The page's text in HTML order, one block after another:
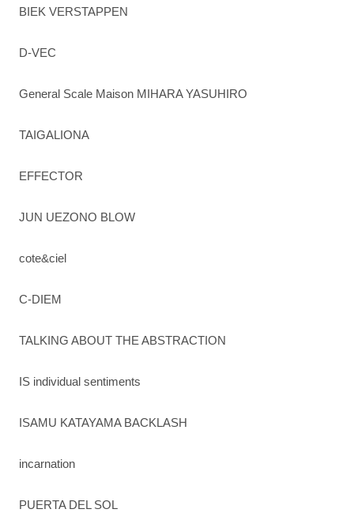
BIEK VERSTAPPEN
D-VEC
General Scale Maison MIHARA YASUHIRO
TAIGALIONA
EFFECTOR
JUN UEZONO BLOW
cote&ciel
C-DIEM
TALKING ABOUT THE ABSTRACTION
IS individual sentiments
ISAMU KATAYAMA BACKLASH
incarnation
PUERTA DEL SOL